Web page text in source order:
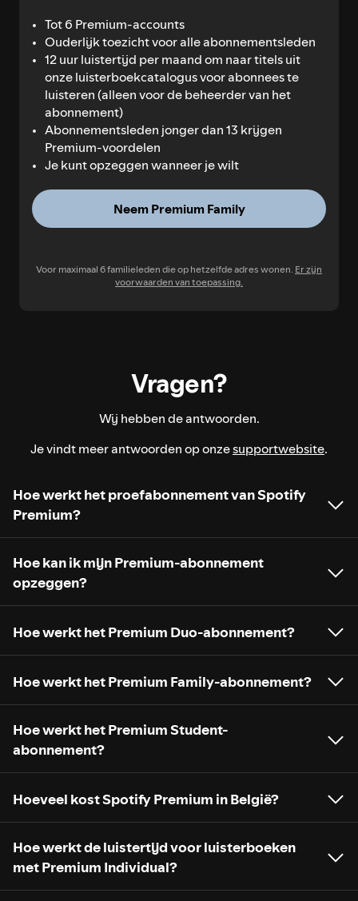
Tot 6 Premium-accounts
Ouderlijk toezicht voor alle abonnementsleden
12 uur luistertijd per maand om naar titels uit
onze luisterboekcatalogus voor abonnees te
luisteren (alleen voor de beheerder van het
abonnement)
Abonnementsleden jonger dan 13 krijgen
Premium-voordelen
Je kunt opzeggen wanneer je wilt
Neem Premium Family
Voor maximaal 6 familieleden die op hetzelfde adres wonen. Er zijn
voorwaarden van toepassing.
Vragen?
Wij hebben de antwoorden.
Je vindt meer antwoorden op onzesupportwebsite.
Hoe werkt het proefabonnement van Spotify
Premium?
Hoe kan ik mijn Premium-abonnement
opzeggen?
Hoe werkt het Premium Duo-abonnement?
Hoe werkt het Premium Family-abonnement?
Hoe werkt het Premium Student-
abonnement?
Hoeveel kost Spotify Premium in België?
Hoe werkt de luistertijd voor luisterboeken
met Premium Individual?